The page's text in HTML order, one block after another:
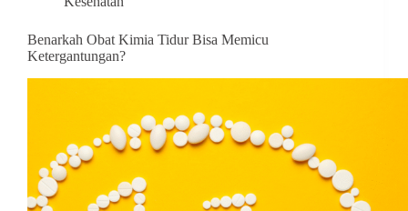
Benarkah Obat Kimia Tidur Bisa Memicu
Ketergantungan?